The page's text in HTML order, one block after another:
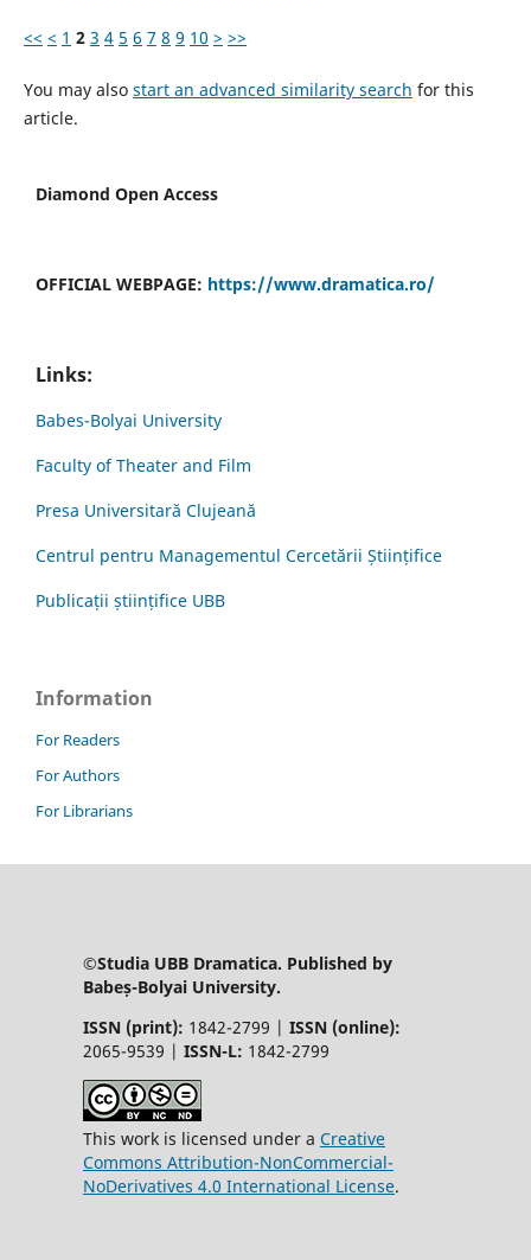
<< < 1 2 3 4 5 6 7 8 9 10 > >>
You may also start an advanced similarity search for this
article.
Diamond Open Access
OFFICIAL WEBPAGE: https://www.dramatica.ro/
Links:
Babes-Bolyai University
Faculty of Theater and Film
Presa Universitară Clujeană
Centrul pentru Managementul Cercetării Științifice
Publicații științifice UBB
Information
For Readers
For Authors
For Librarians
©Studia UBB Dramatica. Published by
Babeș-Bolyai University.
ISSN (print): 1842-2799 | ISSN (online):
2065-9539 | ISSN-L: 1842-2799
This work is licensed under a Creative
Commons Attribution-NonCommercial-
NoDerivatives 4.0 International License.